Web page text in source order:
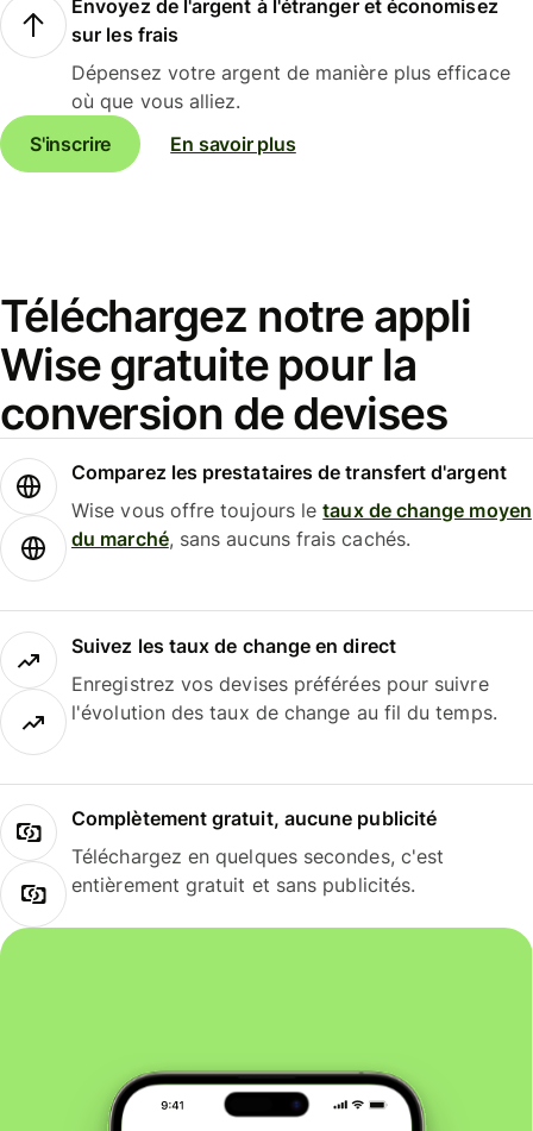
Envoyez de l'argent à l'étranger et économisez
sur les frais
Dépensez votre argent de manière plus efficace
où que vous alliez.
S'inscrire
En savoir plus
Téléchargez notre appli
Wise gratuite pour la
conversion de devises
Comparez les prestataires de transfert d'argent
Wise vous offre toujours letaux de change moyen
du marché, sans aucuns frais cachés.
Suivez les taux de change en direct
Enregistrez vos devises préférées pour suivre
l'évolution des taux de change au fil du temps.
Complètement gratuit, aucune publicité
Téléchargez en quelques secondes, c'est
entièrement gratuit et sans publicités.